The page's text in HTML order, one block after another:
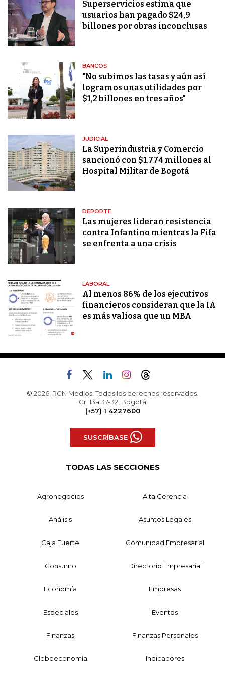
Superservicios estima que
usuarios han pagado $24,9
billones por obras inconclusas
BANCOS
"No subimos las tasas y aún así
logramos unas utilidades por
$1,2 billones en tres años"
JUDICIAL
La Superindustria y Comercio
sancionó con $1.774 millones al
Hospital Militar de Bogotá
DEPORTE
Las mujeres lideran resistencia
contra Infantino mientras la Fifa
se enfrenta a una crisis
LABORAL
Al menos 86% de los ejecutivos
financieros consideran que la IA
es más valiosa que un MBA
© 2026, RCN Medios. Todos los derechos reservados.
Cr. 13a 37-32, Bogotá
(+57) 1 4227600
SUSCRÍBASE
TODAS LAS SECCIONES
Agronegocios Alta Gerencia
Análisis Asuntos Legales
Caja Fuerte Comunidad Empresarial
Consumo Directorio Empresarial
Economía Empresas
Especiales Eventos
Finanzas Finanzas Personales
Globoeconomía Indicadores